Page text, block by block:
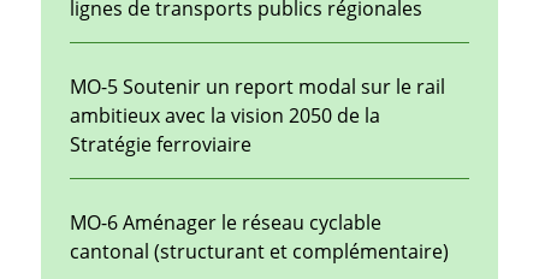
lignes de transports publics régionales
MO-5 Soutenir un report modal sur le rail
ambitieux avec la vision 2050 de la
Stratégie ferroviaire
MO-6 Aménager le réseau cyclable
cantonal (structurant et complémentaire)